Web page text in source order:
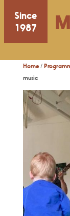
Since
1987
Home/
music